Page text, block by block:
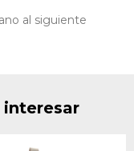
al siguiente